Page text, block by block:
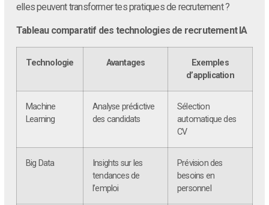
elles peuvent transformer tes pratiques de recrutement ?
Tableau comparatif des technologies de recrutement IA
Technologie Avantages
Exemples
d’application
Machine
Learning
Analyse prédictive
des candidats
Sélection
automatique des
CV
Big Data
Insights sur les
tendances de
l’emploi
Prévision des
besoins en
personnel